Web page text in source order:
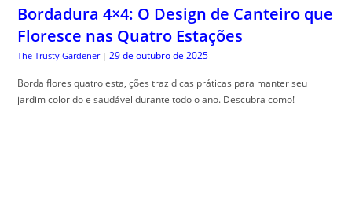
Bordadura 4×4: O Design de Canteiro que
Floresce nas Quatro Estações
The Trusty Gardener | 29 de outubro de 2025
Borda flores quatro esta, ções traz dicas práticas para manter seu
jardim colorido e saudável durante todo o ano. Descubra como!